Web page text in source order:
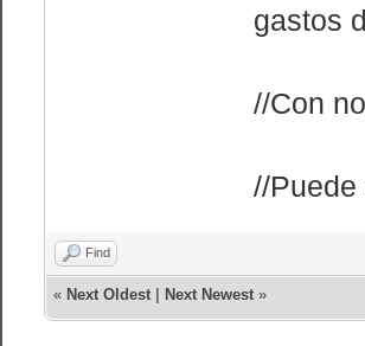
gastos
//Con
//
Find
« Next Oldest| Next Newest»